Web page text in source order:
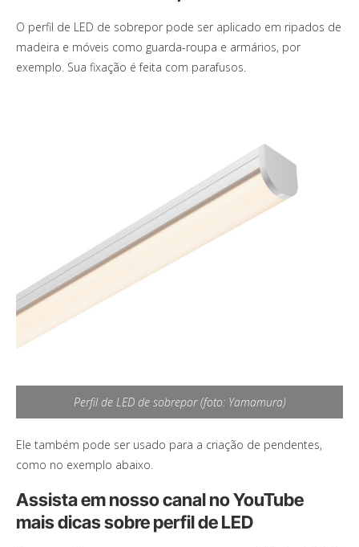
O perfil de LED de sobrepor pode ser aplicado em ripados de
madeira e móveis como guarda-roupa e armários, por
exemplo. Sua fixação é feita com parafusos.
Perfil de LED de sobrepor (foto: Yamamura)
Ele também pode ser usado para a criação de pendentes,
como no exemplo abaixo.
Assista em nosso canal no YouTube
mais dicas sobre perfil de LED